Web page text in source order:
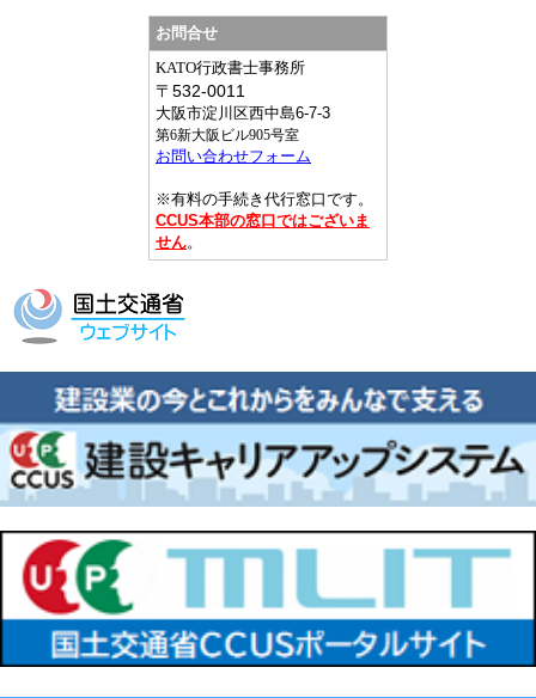
お問合せ
KATO行政書士事務所
〒 532-0011
大阪市淀川区西中島6-7-3
第6新大阪ビル905号室
お問い合わせフォーム
※有料の手続き代行窓口です。
CCUS本部の窓口ではございま
せん。